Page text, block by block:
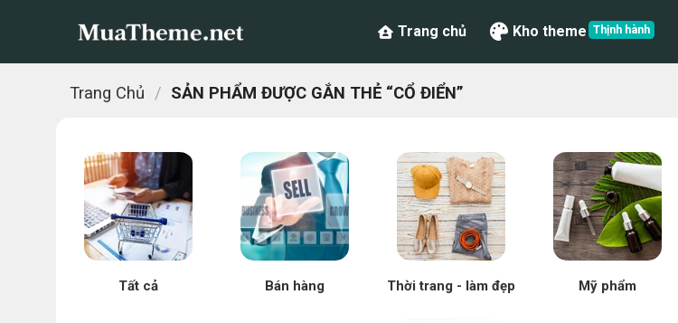
Trang chủ Kho theme
Trang Chủ / SẢN PHẨM ĐƯỢC GẮN THẺ “CỔ ĐIỂN”
Tất cả Bán hàng Thời trang - làm đẹp Mỹ phẩm